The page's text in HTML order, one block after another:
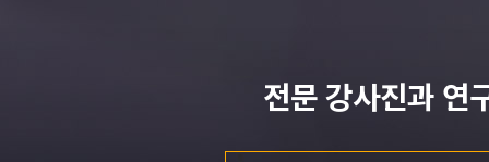
전문 강사진과 연